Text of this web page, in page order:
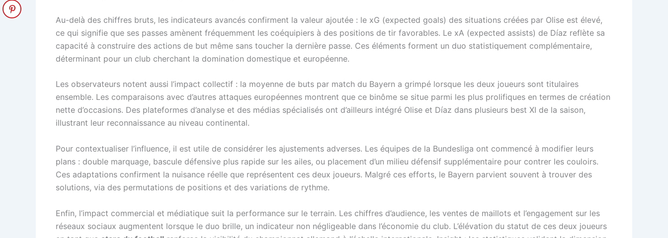
Au-delà des chiffres bruts, les indicateurs avancés confirment la valeur ajoutée : le xG (expected goals) des situations créées par Olise est élevé,
ce qui signifie que ses passes amènent fréquemment les coéquipiers à des positions de tir favorables. Le xA (expected assists) de Díaz reflète sa
capacité à construire des actions de but même sans toucher la dernière passe. Ces éléments forment un duo statistiquement complémentaire,
déterminant pour un club cherchant la domination domestique et européenne.
Les observateurs notent aussi l’impact collectif : la moyenne de buts par match du Bayern a grimpé lorsque les deux joueurs sont titulaires
ensemble. Les comparaisons avec d’autres attaques européennes montrent que ce binôme se situe parmi les plus prolifiques en termes de création
nette d’occasions. Des plateformes d’analyse et des médias spécialisés ont d’ailleurs intégré Olise et Díaz dans plusieurs best XI de la saison,
illustrant leur reconnaissance au niveau continental.
Pour contextualiser l’influence, il est utile de considérer les ajustements adverses. Les équipes de la Bundesliga ont commencé à modifier leurs
plans : double marquage, bascule défensive plus rapide sur les ailes, ou placement d’un milieu défensif supplémentaire pour contrer les couloirs.
Ces adaptations confirment la nuisance réelle que représentent ces deux joueurs. Malgré ces efforts, le Bayern parvient souvent à trouver des
solutions, via des permutations de positions et des variations de rythme.
Enfin, l’impact commercial et médiatique suit la performance sur le terrain. Les chiffres d’audience, les ventes de maillots et l’engagement sur les
réseaux sociaux augmentent lorsque le duo brille, un indicateur non négligeable dans l’économie du club. L’élévation du statut de ces deux joueurs